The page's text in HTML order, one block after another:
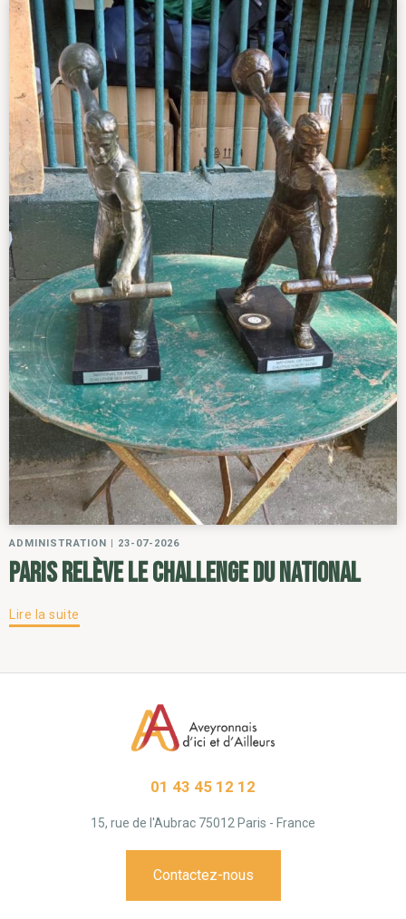
ADMINISTRATION | 23-07-2026
Paris relève le challenge du National
Lire la suite
01 43 45 12 12
15, rue de l'Aubrac 75012 Paris - France
Contactez-nous